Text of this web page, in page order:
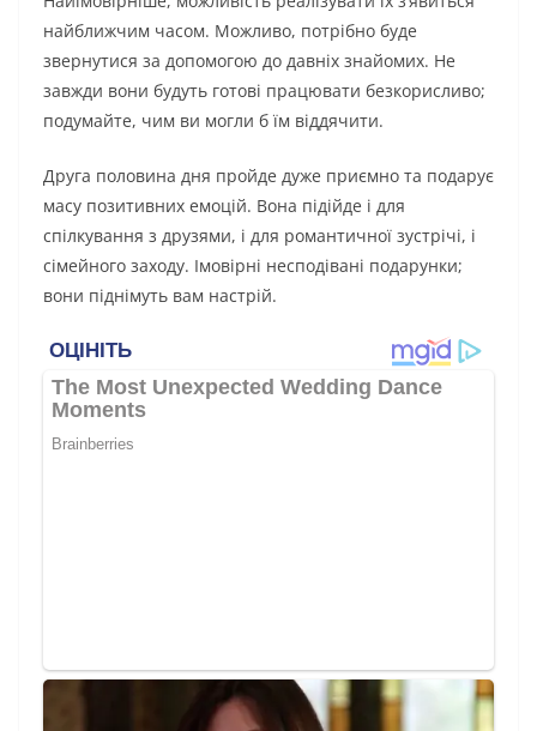
найближчим часом. Можливо, потрібно буде
звернутися за допомогою до давніх знайомих. Не
завжди вони будуть готові працювати безкорисливо;
подумайте, чим ви могли б їм віддячити.
Друга половина дня пройде дуже приємно та подарує
масу позитивних емоцій. Вона підійде і для
спілкування з друзями, і для романтичної зустрічі, і
сімейного заходу. Імовірні несподівані подарунки;
вони піднімуть вам настрій.